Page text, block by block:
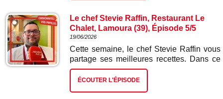
Le chef Stevie Raffin, Restaurant Le
Chalet, Lamoura (39), Épisode 5/5
19/06/2026
Cette semaine, le chef Stevie Raffin vous
partage ses meilleures recettes. Dans ce
cinquième et dernier épisode : cake au
citron.
ÉCOUTER L'ÉPISODE